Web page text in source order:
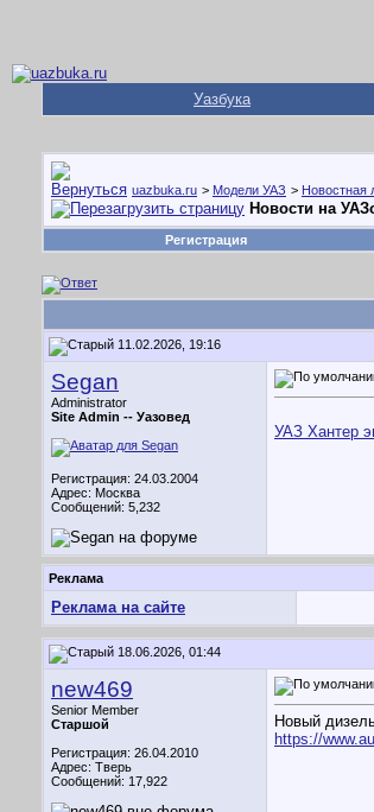
Уазбука
uazbuka.ru > Модели УАЗ > Новостная
Новости на
Регистрация
11.02.2026, 19:16
Segan
Administrator
Site Admin -- Уазовед
Регистрация: 24.03.2004
Адрес: Москва
Сообщений: 5,232
УАЗ Хантер
Реклама
Реклама на сайте
18.06.2026, 01:44
new469
Senior Member
Старшой
Регистрация: 26.04.2010
Адрес: Тверь
Сообщений: 17,922
Новый
https://